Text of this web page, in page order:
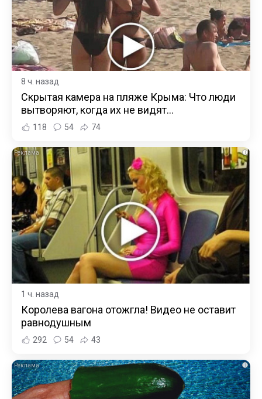
8 ч. назад
Скрытая камера на пляже Крыма: Что люди
вытворяют, когда их не видят...
118 54 74
i
1 ч. назад
Королева вагона отожгла! Видео не оставит
равнодушным
292 54 43
i